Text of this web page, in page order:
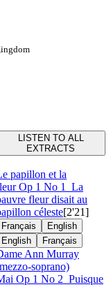
LISTEN TO ALL
EXTRACTS
papillon et la
Op 1 No 1
La
fleur disait au
céleste[2'21]
Français
English
English
Français
Ann Murray
soprano)
Op 1 No 2 Puisque